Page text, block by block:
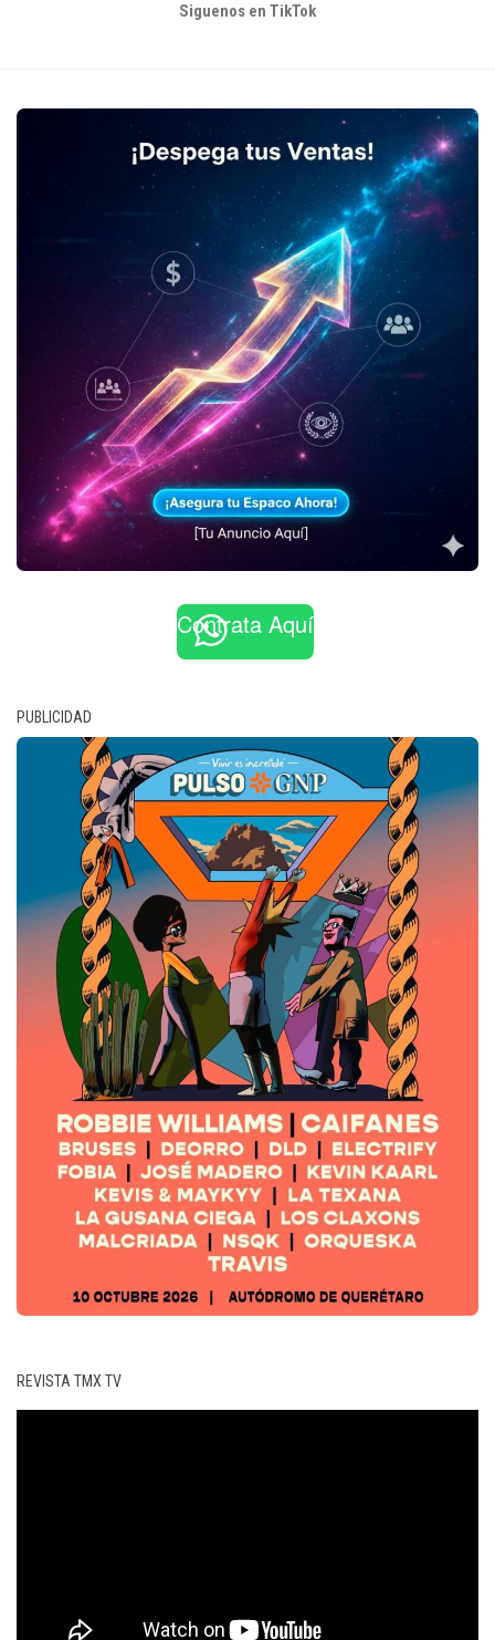
Siguenos en TikTok
Contrata Aquí
PUBLICIDAD
REVISTA TMX TV